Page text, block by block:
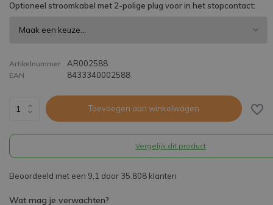
Optioneel stroomkabel met 2-polige plug voor in het stopcontact:
Artikelnummer AR002588
EAN 8433340002588
Toevoegen aan winkelwagen
Vergelijk dit product
Beoordeeld met een 9,1 door 35.808 klanten
Wat mag je verwachten?